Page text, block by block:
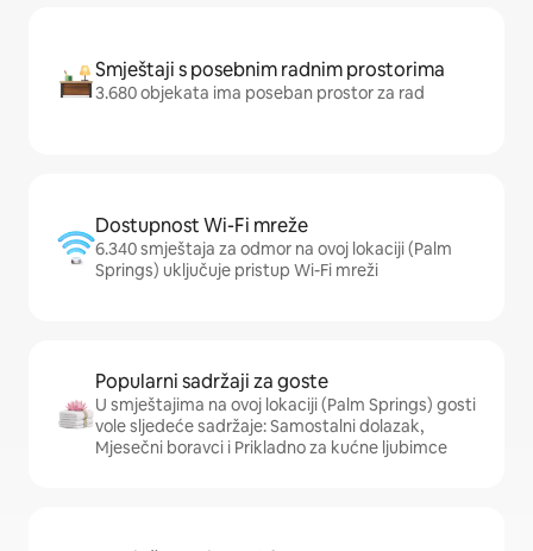
Smještaji s posebnim radnim prostorima
3.680 objekata ima poseban prostor za rad
Dostupnost Wi-Fi mreže
6.340 smještaja za odmor na ovoj lokaciji (Palm
Springs) uključuje pristup Wi-Fi mreži
Popularni sadržaji za goste
U smještajima na ovoj lokaciji (Palm Springs) gosti
vole sljedeće sadržaje: Samostalni dolazak,
Mjesečni boravci i Prikladno za kućne ljubimce